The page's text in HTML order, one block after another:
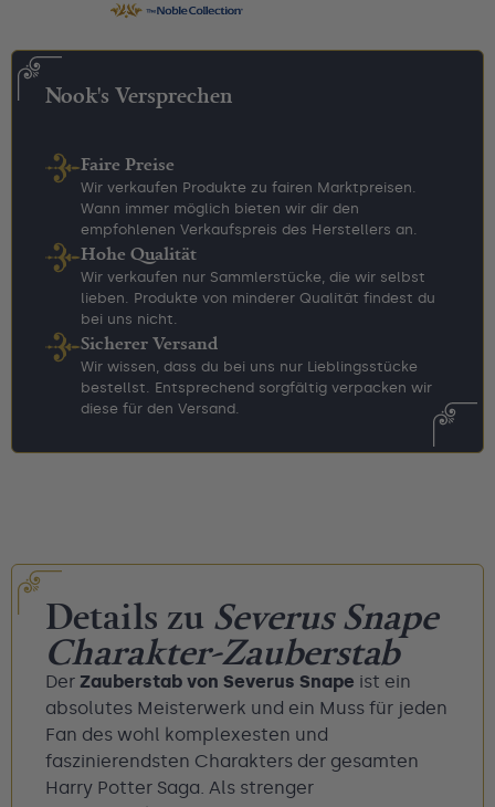
Nook's Versprechen
Faire Preise
Wir verkaufen Produkte zu fairen Marktpreisen.
Wann immer möglich bieten wir dir den
empfohlenen Verkaufspreis des Herstellers an.
Hohe Qualität
Wir verkaufen nur Sammlerstücke, die wir selbst
lieben. Produkte von minderer Qualität findest du
bei uns nicht.
Sicherer Versand
Wir wissen, dass du bei uns nur Lieblingsstücke
bestellst. Entsprechend sorgfältig verpacken wir
diese für den Versand.
Details zu Severus Snape
Charakter-Zauberstab
Der Zauberstab von Severus Snape ist ein
absolutes Meisterwerk und ein Muss für jeden
Fan des wohl komplexesten und
faszinierendsten Charakters der gesamten
Harry Potter Saga. Als strenger